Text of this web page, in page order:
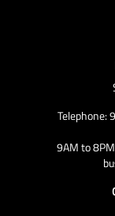
Telephone:
9AM to